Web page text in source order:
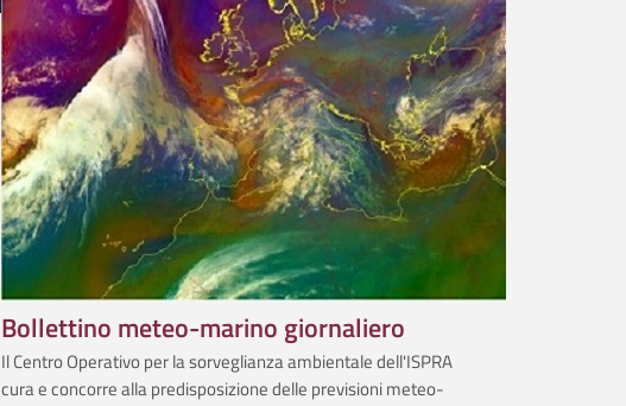
Bollettino meteo-marino giornaliero
Il Centro Operativo per la sorveglianza ambientale dell'ISPRA
cura e concorre alla predisposizione delle previsioni meteo­